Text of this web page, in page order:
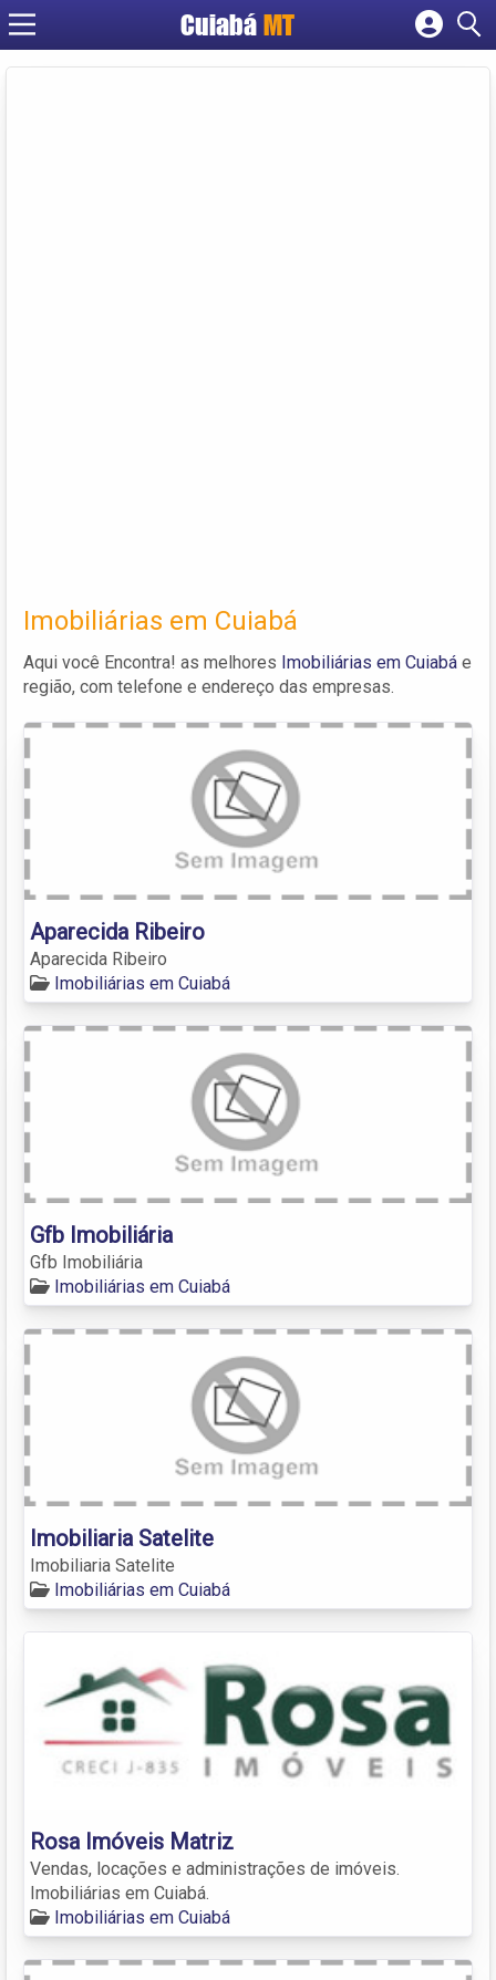
Cuiabá MT
Cadastrar empresa
Imobiliárias em Cuiabá
Aqui você Encontra! as melhores Imobiliárias em Cuiabá e
região, com telefone e endereço das empresas.
Aparecida Ribeiro
Aparecida Ribeiro
Imobiliárias em Cuiabá
Gfb Imobiliária
Gfb Imobiliária
Imobiliárias em Cuiabá
Imobiliaria Satelite
Imobiliaria Satelite
Imobiliárias em Cuiabá
Rosa Imóveis Matriz
Vendas, locações e administrações de imóveis.
Imobiliárias em Cuiabá.
Imobiliárias em Cuiabá